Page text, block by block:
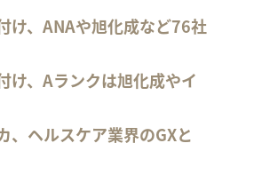
け、ANAや旭化成など76社
け、Aランクは旭化成やイ
、ヘルスケア業界のGXと